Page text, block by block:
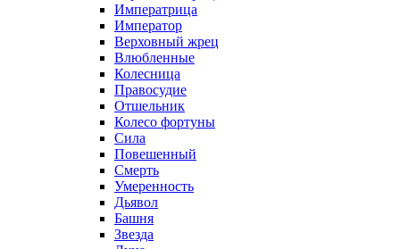
Императрица
Император
Верховный жрец
Влюбленные
Колесница
Правосудие
Отшельник
Колесо фортуны
Сила
Повешенный
Смерть
Умеренность
Дьявол
Башня
Звезда